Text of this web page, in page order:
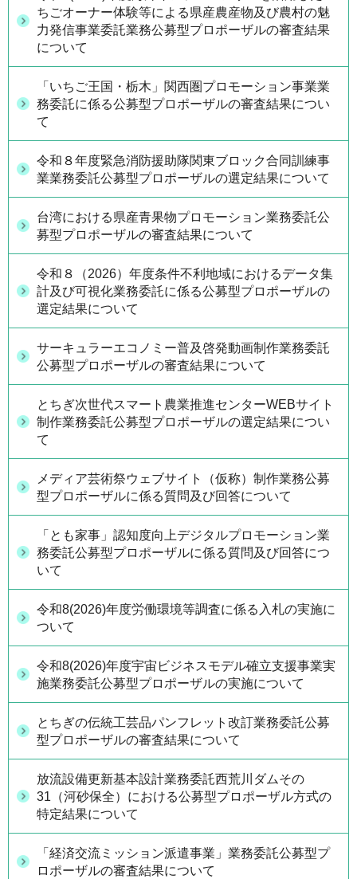
ちごオーナー体験等による県産農産物及び農村の魅
力発信事業委託業務公募型プロポーザルの審査結果
について
「いちご王国・栃木」関西圏プロモーション事業業
務委託に係る公募型プロポーザルの審査結果につい
て
令和８年度緊急消防援助隊関東ブロック合同訓練事
業業務委託公募型プロポーザルの選定結果について
台湾における県産青果物プロモーション業務委託公
募型プロポーザルの審査結果について
令和８（2026）年度条件不利地域におけるデータ集
計及び可視化業務委託に係る公募型プロポーザルの
選定結果について
サーキュラーエコノミー普及啓発動画制作業務委託
公募型プロポーザルの審査結果について
とちぎ次世代スマート農業推進センターWEBサイト
制作業務委託公募型プロポーザルの選定結果につい
て
メディア芸術祭ウェブサイト（仮称）制作業務公募
型プロポーザルに係る質問及び回答について
「とも家事」認知度向上デジタルプロモーション業
務委託公募型プロポーザルに係る質問及び回答につ
いて
令和8(2026)年度労働環境等調査に係る入札の実施に
ついて
令和8(2026)年度宇宙ビジネスモデル確立支援事業実
施業務委託公募型プロポーザルの実施について
とちぎの伝統工芸品パンフレット改訂業務委託公募
型プロポーザルの審査結果について
放流設備更新基本設計業務委託西荒川ダムその
31（河砂保全）における公募型プロポーザル方式の
特定結果について
「経済交流ミッション派遣事業」業務委託公募型プ
ロポーザルの審査結果について